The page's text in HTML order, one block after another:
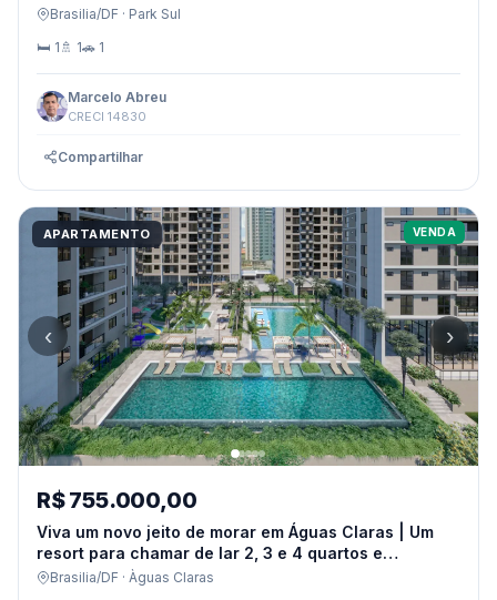
Brasilia/DF · Park Sul
🛏 1 🚿 1🚗 1
Marcelo Abreu
CRECI 14830
Compartilhar
APARTAMENTO VENDA
‹ ›
R$ 755.000,00
Viva um novo jeito de morar em Águas Claras | Um
resort para chamar de lar 2, 3 e 4 quartos e
coberturas
Brasilia/DF · Àguas Claras